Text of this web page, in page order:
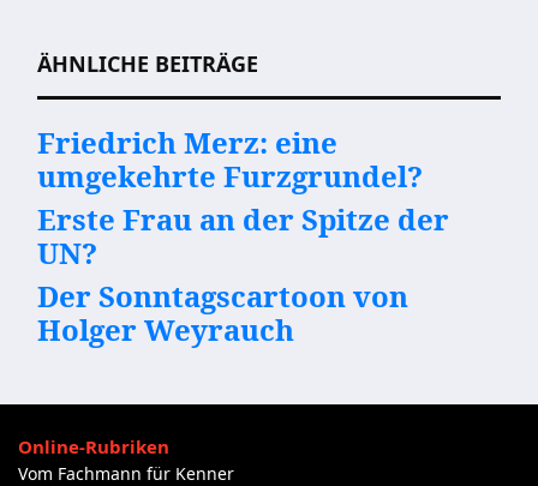
ÄHNLICHE BEITRÄGE
Friedrich Merz: eine
umgekehrte Furzgrundel?
Erste Frau an der Spitze der
UN?
Der Sonntagscartoon von
Holger Weyrauch
Online-Rubriken
Vom Fachmann für Kenner